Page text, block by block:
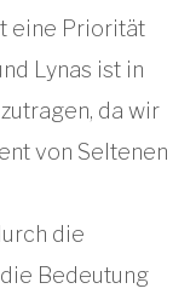
eine Priorität
Lynas ist in
da wir
von Seltenen
die
Bedeutung